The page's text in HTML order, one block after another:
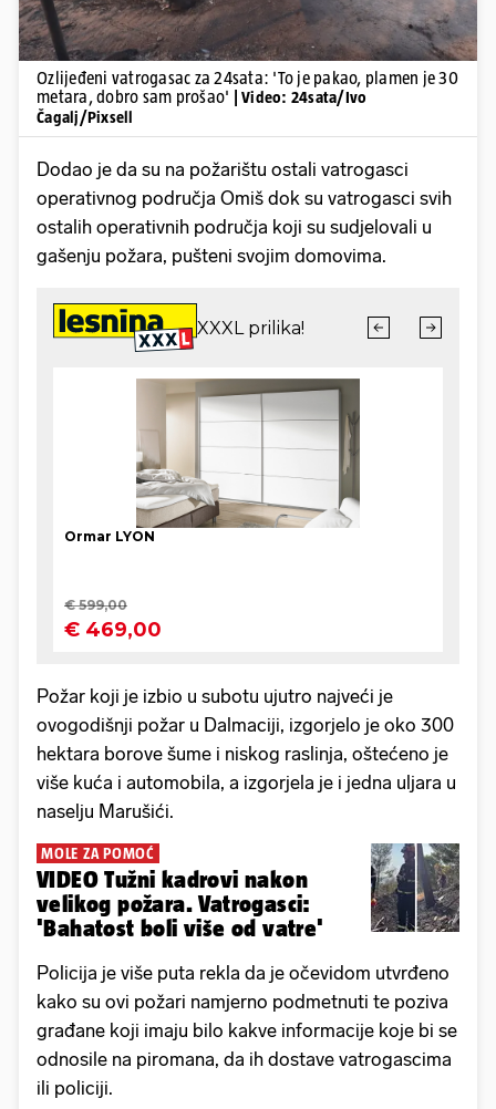
Ozlijeđeni vatrogasac za 24sata: 'To je pakao, plamen je 30
metara, dobro sam prošao'
| Video: 24sata/Ivo
Čagalj/Pixsell
Dodao je da su na požarištu ostali vatrogasci
operativnog područja Omiš dok su vatrogasci svih
ostalih operativnih područja koji su sudjelovali u
gašenju požara, pušteni svojim domovima.
Požar koji je izbio u subotu ujutro najveći je
ovogodišnji požar u Dalmaciji, izgorjelo je oko 300
hektara borove šume i niskog raslinja, oštećeno je
više kuća i automobila, a izgorjela je i jedna uljara u
naselju Marušići.
MOLE ZA POMOĆ
VIDEO Tužni kadrovi nakon
velikog požara. Vatrogasci:
'Bahatost boli više od vatre'
Policija je više puta rekla da je očevidom utvrđeno
kako su ovi požari namjerno podmetnuti te poziva
građane koji imaju bilo kakve informacije koje bi se
odnosile na piromana, da ih dostave vatrogascima
ili policiji.